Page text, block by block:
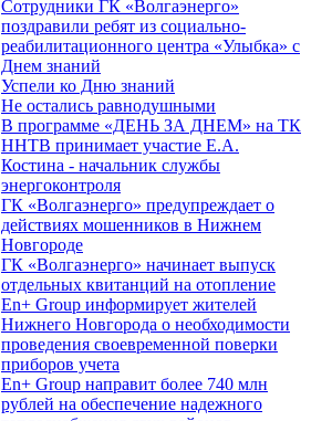
Сотрудники ГК «Волгаэнерго»
поздравили ребят из социально-
реабилитационного центра «Улыбка» с
Днем знаний
Успели ко Дню знаний
Не остались равнодушными
В программе «ДЕНЬ ЗА ДНЕМ» на ТК
ННТВ принимает участие Е.А.
Костина - начальник службы
энергоконтроля
ГК «Волгаэнерго» предупреждает о
действиях мошенников в Нижнем
Новгороде
ГК «Волгаэнерго» начинает выпуск
отдельных квитанций на отопление
En+ Group информирует жителей
Нижнего Новгорода о необходимости
проведения своевременной поверки
приборов учета
En+ Group направит более 740 млн
рублей на обеспечение надежного